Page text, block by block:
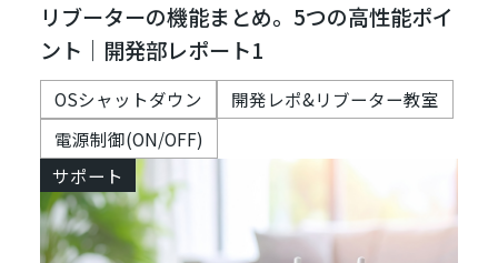
リブーターの機能まとめ。5つの高性能ポイ
ント｜開発部レポート1
OSシャットダウン
開発レポ&リブーター教室
電源制御(ON/OFF)
サポート